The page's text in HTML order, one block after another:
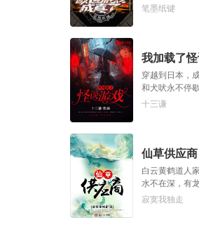
笔墨纸键
我加载了
穿越到日本，
和犬吠永不停
倒一切妖魔鬼
十三谦
仙草供应商
白云黄鹤道人
水不在深，有
寂寞我独走